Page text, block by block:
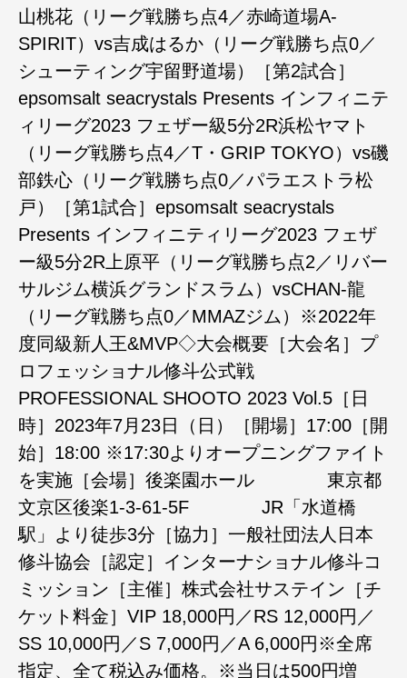
山桃花（リーグ戦勝ち点4／赤崎道場A-
SPIRIT）vs吉成はるか（リーグ戦勝ち点0／
シューティング宇留野道場）［第2試合］
epsomsalt seacrystals Presents インフィニテ
ィリーグ2023 フェザー級5分2R浜松ヤマト
（リーグ戦勝ち点4／T・GRIP TOKYO）vs磯
部鉄心（リーグ戦勝ち点0／パラエストラ松
戸）［第1試合］epsomsalt seacrystals
Presents インフィニティリーグ2023 フェザ
ー級5分2R上原平（リーグ戦勝ち点2／リバー
サルジム横浜グランドスラム）vsCHAN-龍
（リーグ戦勝ち点0／MMAZジム）※2022年
度同級新人王&MVP◇大会概要［大会名］プ
ロフェッショナル修斗公式戦
PROFESSIONAL SHOOTO 2023 Vol.5［日
時］2023年7月23日（日）［開場］17:00［開
始］18:00 ※17:30よりオープニングファイト
を実施［会場］後楽園ホール 東京都
文京区後楽1-3-61-5F JR「水道橋
駅」より徒歩3分［協力］一般社団法人日本
修斗協会［認定］インターナショナル修斗コ
ミッション［主催］株式会社サステイン［チ
ケット料金］VIP 18,000円／RS 12,000円／
SS 10,000円／S 7,000円／A 6,000円※全席
指定、全て税込み価格。※当日は500円増